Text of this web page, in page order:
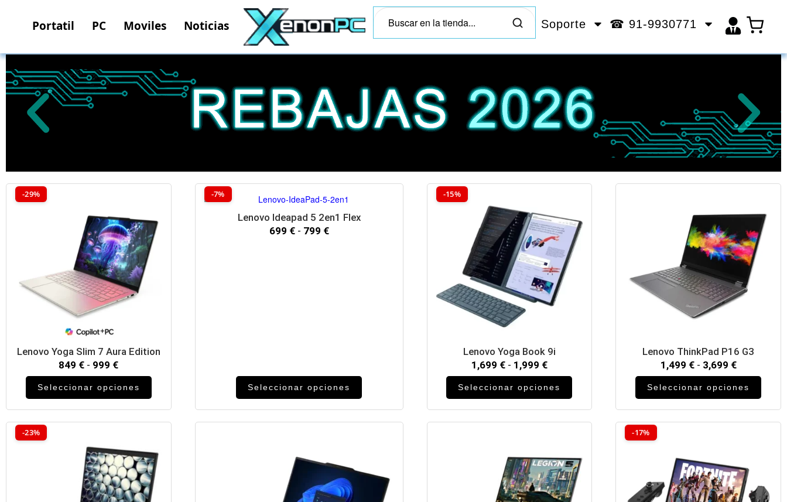
Portatil PC Moviles Noticias Soporte ☎ 91-9930771
REBAJAS
-29%
Lenovo Yoga Slim 7 Aura Edition
849 € - 999 €
Seleccionar opciones
-7%
Lenovo Ideapad 5 2en1 Flex
699 € - 799 €
Seleccionar opciones
-15%
Lenovo Yoga Book 9i
1,699 € - 1,999 €
Seleccionar opciones
Lenovo ThinkPad P16 G3
1,499 € - 3,699 €
Seleccionar opciones
-23% -17%